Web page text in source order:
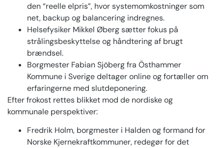
den “reelle elpris”, hvor systemomkostninger som
net, backup og balancering indregnes.
Helsefysiker Mikkel Øberg sætter fokus på
strålingsbeskyttelse og håndtering af brugt
brændsel.
Borgmester Fabian Sjöberg fra Östhammer
Kommune i Sverige deltager online og fortæller om
erfaringerne med slutdeponering.
Efter frokost rettes blikket mod de nordiske og
kommunale perspektiver:
Fredrik Holm, borgmester i Halden og formand for
Norske Kjernekraftkommuner, redegør for det